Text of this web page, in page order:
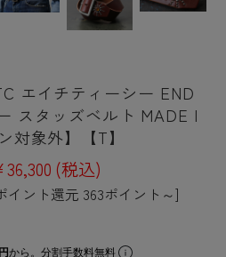
エイチティーシー END
スタッズベルト MADE I
対象外】【T】
(税込)
イント還元 363ポイント～]
から。分割手数料無料